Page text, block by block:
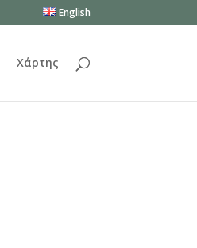
English
Χάρτης